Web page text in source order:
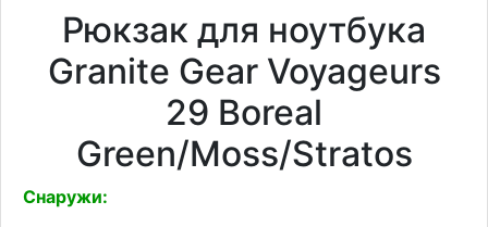
Рюкзак для ноутбука
Granite Gear Voyageurs
29 Boreal
Green/Moss/Stratos
Снаружи: